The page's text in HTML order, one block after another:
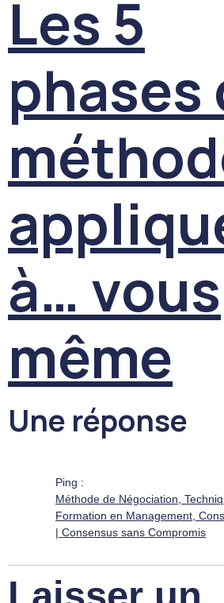
Les 5
phases
à… vous
même
Une réponse
Ping :
Méthode de Négociation,
Formation en Management,
| Consensus sans Compromis